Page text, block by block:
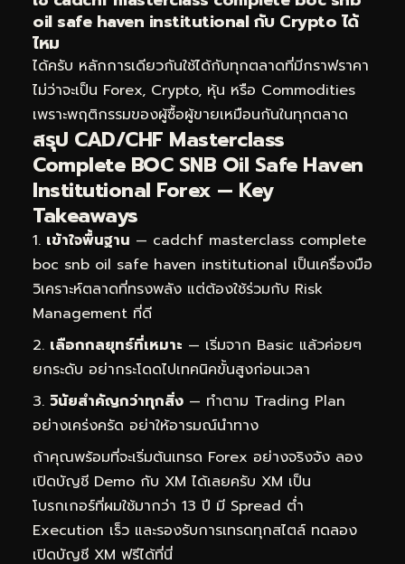
oil safe haven institutional กับ Crypto ได้
ไหม
ได้ครับ หลักการเดียวกันใช้ได้กับทุกตลาดที่มีกราฟราคา
ไม่ว่าจะเป็น Forex, Crypto, หุ้น หรือ Commodities
เพราะพฤติกรรมของผู้ซื้อผู้ขายเหมือนกันในทุกตลาด
สรุป CAD/CHF Masterclass
Complete BOC SNB Oil Safe Haven
Institutional Forex — Key
Takeaways
เข้าใจพื้นฐาน — cadchf masterclass complete
boc snb oil safe haven institutional เป็นเครื่องมือ
วิเคราะห์ตลาดที่ทรงพลัง แต่ต้องใช้ร่วมกับ Risk
Management ที่ดี
เลือกกลยุทธ์ที่เหมาะ — เริ่มจาก Basic แล้วค่อยๆ
ยกระดับ อย่ากระโดดไปเทคนิคขั้นสูงก่อนเวลา
วินัยสำคัญกว่าทุกสิ่ง — ทำตาม Trading Plan
อย่างเคร่งครัด อย่าให้อารมณ์นำทาง
ถ้าคุณพร้อมที่จะเริ่มต้นเทรด Forex อย่างจริงจัง ลอง
เปิดบัญชี Demo กับ XM ได้เลยครับ XM เป็น
โบรกเกอร์ที่ผมใช้มากว่า 13 ปี มี Spread ต่ำ
Execution เร็ว และรองรับการเทรดทุกสไตล์ ทดลอง
เปิดบัญชี XM ฟรีได้ที่นี่